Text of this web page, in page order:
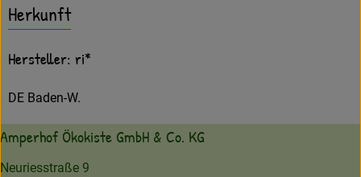
Herkunft
Hersteller: ri*
DE Baden-W.
Amperhof Ökokiste GmbH & Co. KG
Neuriesstraße 9